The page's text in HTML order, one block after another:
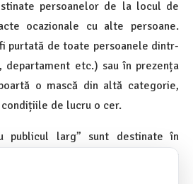
persoanelor de la locul de
ocazionale cu alte persoane.
purtată de toate persoanele dintr-
departament etc.) sau în prezența
o mască din altă categorie,
de lucru o cer.
publicul larg” sunt destinate în
fizice în contextul activității lor
de asemenea, unui număr mai